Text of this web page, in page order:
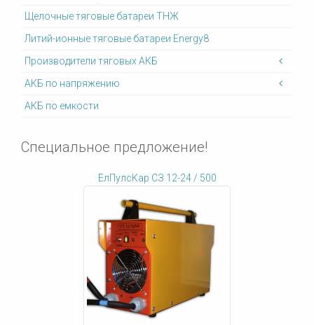
Щелочные тяговые батареи ТНЖ
Литий-ионные тяговые батареи Energy8
Производители тяговых АКБ
АКБ по напряжению
АКБ по емкости
Специальное предложение!
ЕлПулсКар СЗ 12-24 / 500